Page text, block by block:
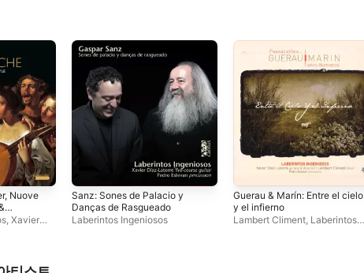
Nuove
Style
Xavier
Sanz: Sones de Palacio y
Danças de Rasgueado
Laberintos Ingeniosos
Guerau & Marín: Entre el cielo
y el infierno
Lambert Climent, Laberintos